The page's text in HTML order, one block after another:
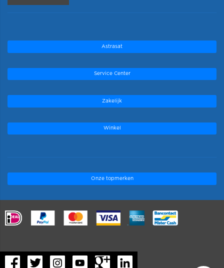
Astrasat
Service Center
Zakelijk
Winkel
Onze topmerken
.